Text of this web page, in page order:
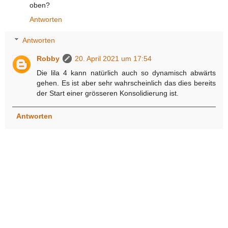
oben?
Antworten
Antworten
Robby
20. April 2021 um 17:54
Die lila 4 kann natürlich auch so dynamisch abwärts
gehen. Es ist aber sehr wahrscheinlich das dies bereits
der Start einer grösseren Konsolidierung ist.
Antworten